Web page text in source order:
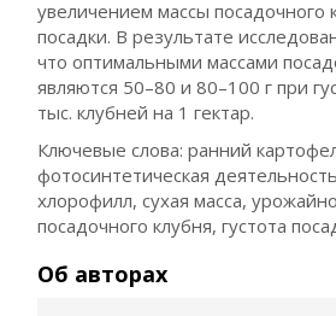
увеличением массы посадочного
посадки. В результате
что оптимальными массами
являются 50–80 и 80–100 г при
тыс. клубней на 1 гектар.
Ключевые слова: ранний
фотосинтетическая
хлорофилл, сухая масса,
посадочного клубня, густота
Об авторах